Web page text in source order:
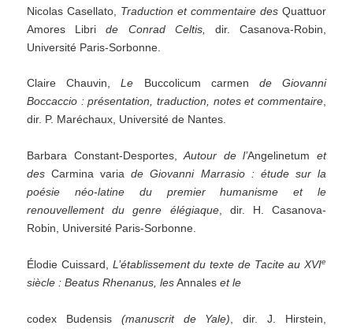
Nicolas Casellato, Traduction et commentaire desQuattuor
Amores Libride Conrad Celtis,
dir. Casanova-Robin,
Université Paris-Sorbonne.
Claire Chauvin,Le Buccolicum carmen de Giovanni
Boccaccio : présentation, traduction, notes et commentaire,
dir. P. Maréchaux, Université de Nantes.
Barbara Constant-Desportes,Autour de l’Angelinetum et
desCarmina variade Giovanni Marrasio : étude sur la
poésie néo-latine
du premier
humanisme et le
renouvellement du genre élégiaque, dir. H. Casanova-
Robin, Université Paris-Sorbonne.
Élodie Cuissard, L ’établissement du texte de Tacite au XVIe
siècle : Beatus Rhenanus, lesAnnaleset le
codex Budensis (manuscrit de Yale) , dir. J. Hirstein,